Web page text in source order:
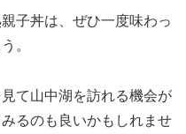
子丼は、ぜひ一度味わっ
。
見て山中湖を訪れる機会が
るのも良いかもしれませ